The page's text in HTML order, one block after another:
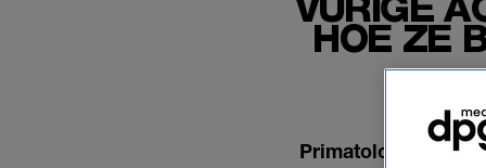
HOE ZE
Primatoloog Jane